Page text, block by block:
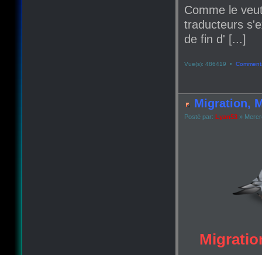
Comme le
traducteurs
de fin d' [...]
Vue(s): 486419 •
Migration,
Posté par: Lyan53 »